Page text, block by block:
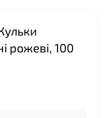
рожеві, 100